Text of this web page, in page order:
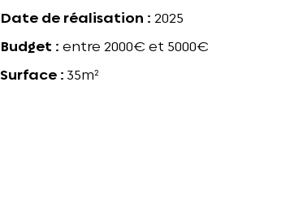
Date de réalisation :2025
Budget :entre 2000€ et 5000€
Surface :35m²